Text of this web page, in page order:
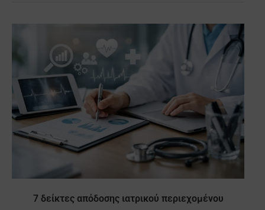
7 δείκτες απόδοσης ιατρικού περιεχομένου